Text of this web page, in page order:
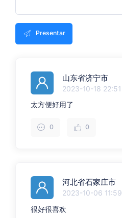
Presentar
山东省济宁市
2023-10-18 22:51
太方便好用了
0 0
河北省石家庄市
2023-10-06 11:59
很好很喜欢